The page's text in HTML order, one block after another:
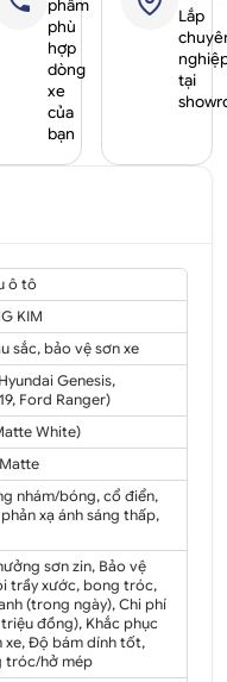
phẩm
phù
hợp
dòng
xe
của
bạn
Lắp
tại
ô tô
KIM
sắc, bảo vệ sơn xe
Genesis,
Ford Ranger)
White)
nhám/bóng, cổ điển,
xạ ánh sáng thấp,
sơn zin, Bảo vệ
trầy xước, bong tróc,
(trong ngày), Chi phí
đồng), Khắc phục
xe, Độ bám dính tốt,
tróc/hở mép